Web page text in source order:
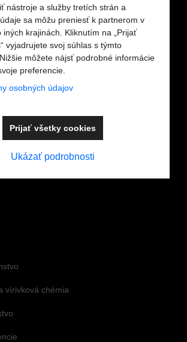
- 16.30
vírivková chémia
nástroje a služby tretích strán a
sa môžu preniesť k partnerom v
iných krajinách. Kliknutím na „Prijať
vyjadrujete svoj súhlas s týmto
môžete nájsť podrobné informácie
preferencie.
osobných údajov
Ukázať podrobnosti
Prijať všetky cookies